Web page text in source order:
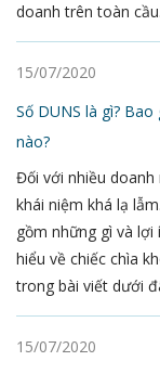
doanh trên toàn cầu.
15/07/2020
Số DUNS là gì?
nào?
Đối với nhiều
khái niệm khá lạ
gồm những gì và lợi
hiểu về chiếc chìa
trong bài viết dưới
15/07/2020